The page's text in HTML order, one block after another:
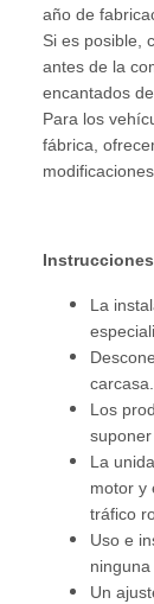
año de
Si es posible,
antes de la
encantados
Para los
fábrica,
La
carcasa.
Los
La
motor y
tráfico
Uso e
Un